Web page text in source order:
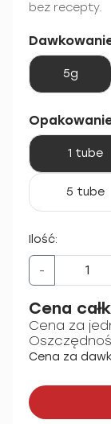
bez recepty.
5g
1 tube
5 tube
Ilość:
-
Cena
Cena za
Cena za